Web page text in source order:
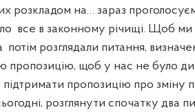
розкладом на… зараз
все в законному річищі. Щоб ми
потім розглядали питання,
пропозицію, щоб у нас не було
пропозицію про зміну
розглянути спочатку два